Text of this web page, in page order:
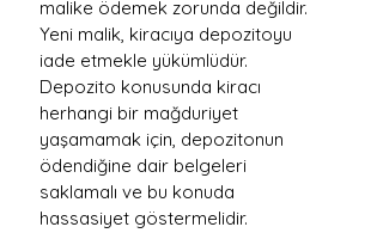
malike ödemek zorunda değildir.
Yeni malik, kiracıya depozitoyu
iade etmekle yükümlüdür.
Depozito konusunda kiracı
herhangi bir mağduriyet
yaşamamak için, depozitonun
ödendiğine dair belgeleri
saklamalı ve bu konuda
hassasiyet göstermelidir.